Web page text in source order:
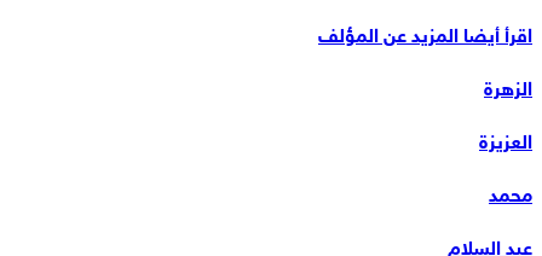
اقرأ أيضا المزيد عن المؤلف
الزهرة
العزيزة
محمد
عبد السلام